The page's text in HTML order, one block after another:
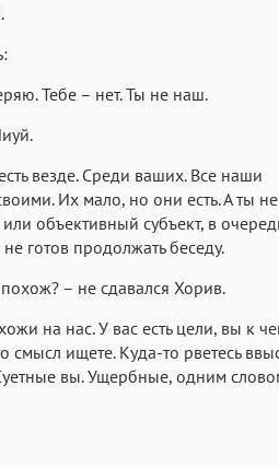
Тебе – нет. Ты не наш.
везде. Среди ваших. Все наши
Их мало, но они есть. А ты не
объективный субъект, в
готов продолжать беседу.
– не сдавался Хорив.
на нас. У вас есть цели, вы к
смысл ищете. Куда-то рветесь
вы. Ущербные, одним